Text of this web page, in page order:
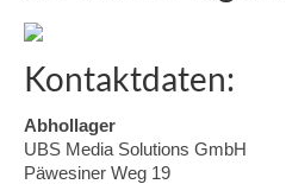
Kontaktdaten:
Abhollager
UBS Media Solutions GmbH
Päwesiner Weg 19